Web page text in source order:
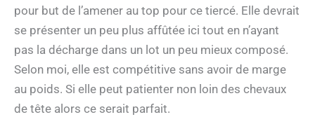
pour but de l’amener au top pour ce tiercé. Elle devrait
se présenter un peu plus affûtée ici tout en n’ayant
pas la décharge dans un lot un peu mieux composé.
Selon moi, elle est compétitive sans avoir de marge
au poids. Si elle peut patienter non loin des chevaux
de tête alors ce serait parfait.